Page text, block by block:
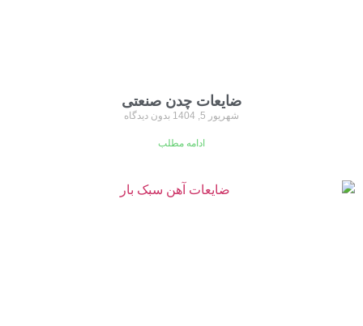
ضایعات چدن صنعتی
شهریور 5, 1404 بدون دیدگاه
ادامه مطلب